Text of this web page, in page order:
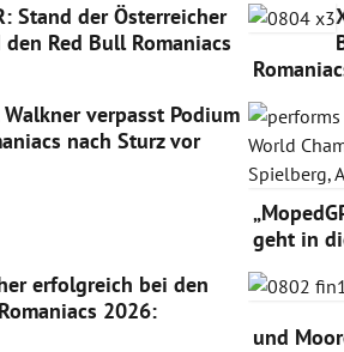
Stand der Österreicher
den Red Bull Romaniacs
verpasst Podium
nach Sturz vor
geht in
erfolgreich bei den
2026:
und